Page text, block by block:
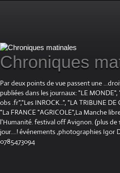
Chroniques
Par deux points de vue passent une
publiées dans les journaux: "LE
obs .fr","Les INROCK...", "LA TRIBUNE
"La FRANCE "AGRICOLE",La Manche
l'Humanité. festival off Avignon. (plus de
jour....! événements ,photographies Igor
0785473094